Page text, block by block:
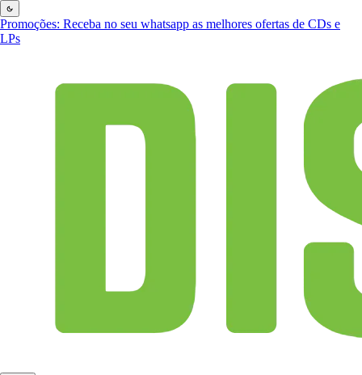
Promoções: Receba no seu whatsapp as melhores ofertas de CDs e
LPs